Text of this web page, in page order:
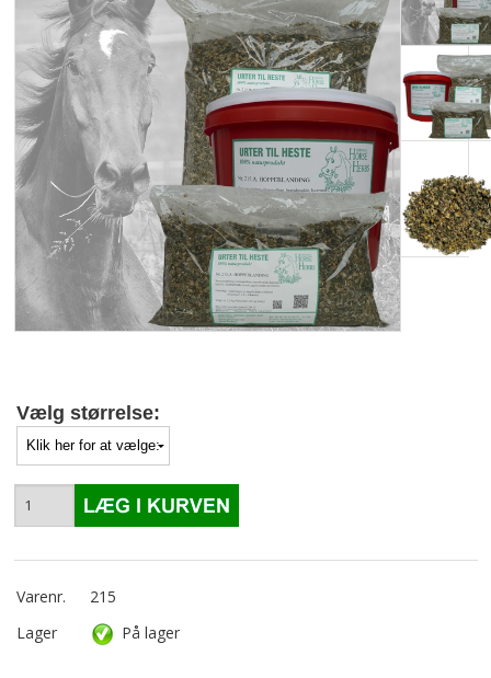
HUNDE
FORSIDEN
ANVENDELSE OG TIPS
HANDELSBETINGELSER
OM URTERTILHESTE.DK
KONTAKT
Vælg størrelse:
Varenr.
215
Lager
På lager